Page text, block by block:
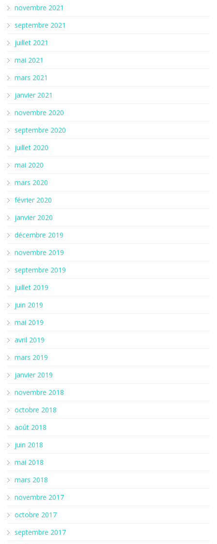
novembre 2021
septembre 2021
juillet 2021
mai 2021
mars 2021
janvier 2021
novembre 2020
septembre 2020
juillet 2020
mai 2020
mars 2020
février 2020
janvier 2020
décembre 2019
novembre 2019
septembre 2019
juillet 2019
juin 2019
mai 2019
avril 2019
mars 2019
janvier 2019
novembre 2018
octobre 2018
août 2018
juin 2018
mai 2018
mars 2018
novembre 2017
octobre 2017
septembre 2017